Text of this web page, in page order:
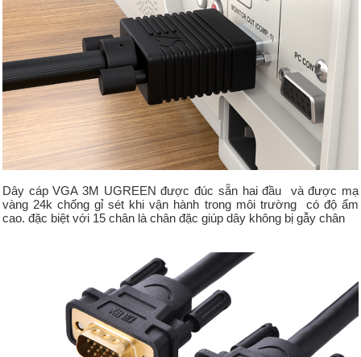
Dây cáp VGA 3M UGREENđược đúc sẵn hai đầu và được mạ
vàng 24k chống gỉ sét khi vận hành trong môi trường có độ ẩm
cao. đặc biệt với 15 chân là chân đặc giúp dây không bị gẫy chân